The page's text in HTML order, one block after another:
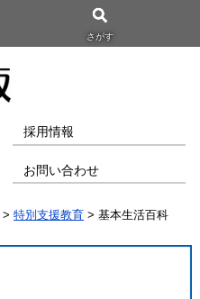
さがす
採用情報
お問い合わせ
>特別支援教育 > 基本生活百科